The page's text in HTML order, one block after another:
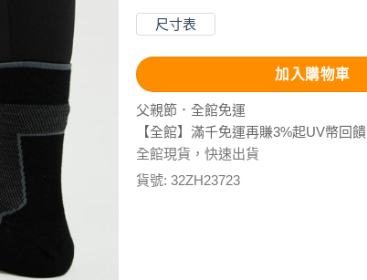
尺寸表
加入購物車
父親節．全館免運
【全館】滿千免運再賺3%起UV幣回饋
全館現貨，快速出貨
貨號: 32ZH23723